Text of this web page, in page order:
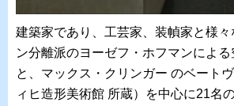
建築家であり、工芸家、装幀家と様
ン分離派のヨーゼフ・ホフマンによ
と、マックス・クリンガー のベート
ィヒ造形美術館 所蔵）を中心に21名